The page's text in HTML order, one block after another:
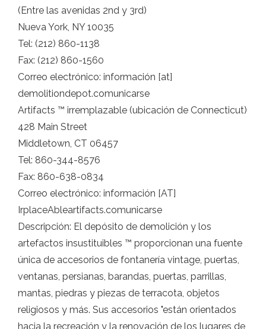
(Entre las avenidas 2nd y 3rd)
Nueva York, NY 10035
Tel: (212) 860-1138
Fax: (212) 860-1560
Correo electrónico: información [at]
demolitiondepot.comunicarse
Artifacts ™ irremplazable (ubicación de Connecticut)
428 Main Street
Middletown, CT 06457
Tel: 860-344-8576
Fax: 860-638-0834
Correo electrónico: información [AT]
IrplaceAbleartifacts.comunicarse
Descripción: El depósito de demolición y los
artefactos insustituibles ™ proporcionan una fuente
única de accesorios de fontanería vintage, puertas,
ventanas, persianas, barandas, puertas, parrillas,
mantas, piedras y piezas de terracota, objetos
religiosos y más. Sus accesorios "están orientados
hacia la recreación y la renovación de los lugares de